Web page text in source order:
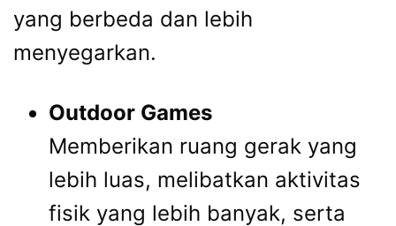
yang berbeda dan lebih
menyegarkan.
Outdoor Games
Memberikan ruang gerak yang
lebih luas, melibatkan aktivitas
fisik yang lebih banyak, serta